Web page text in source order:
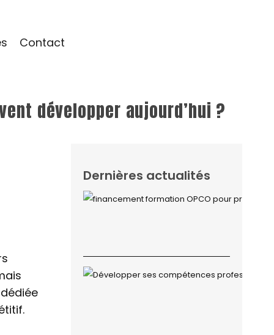
Contact
développer aujourd’hui ?
Dernières actualités